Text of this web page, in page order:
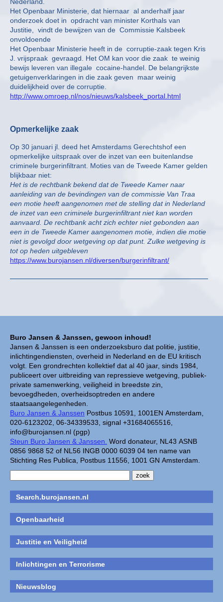
Buro Jansen & Janssen, gewoon inhoud!
Jansen & Janssen is een onderzoeksburo dat politie, justitie,
inlichtingendiensten, overheid in Nederland en de EU kritisch
volgt. Een grondrechten kollektief dat al 40 jaar, sinds 1984,
publiceert over uitbreiding van repressieve wetgeving, publiek-
private samenwerking, veiligheid in breedste zin,
bevoegdheden, overheidsoptreden en andere
staatsaangelegenheden.
Buro Jansen & Janssen Postbus 10591, 1001EN Amsterdam,
020-6123202, 06-34339533, signal +31684065516,
info@burojansen.nl (pgp)
Steun Buro Jansen & Janssen. Word donateur, NL43 ASNB
0856 9868 52 of NL56 INGB 0000 6039 04 ten name van
Stichting Res Publica, Postbus 11556, 1001 GN Amsterdam.
Search.burojansen.nl
Openbaarheid
Justitie en Veiligheid
Inlichtingen en Terrorisme
Nieuwsblog
Het Openbaar Ministerie, dat hiernaar al anderhalf jaar
onderzoek doet in opdracht van minister Korthals van
Justitie, vindt de bewijzen van de Commissie Kalsbeek
onvoldoende
Het Openbaar Ministerie heeft in de corruptie-zaak tegen Kris
J. vrijspraak gevraagd. Het OM kan voor die zaak te weinig
bewijs leveren van illegale cocaine-handel. De belangrijkste
getuigenverklaringen in die zaak geven maar weinig
duidelijkheid over de corruptie.
http://www.omroep.nl/nos/nieuws/kalsbeek_portal.html
Opmerkelijke zaak
Op 30 januari jl. deed het Amsterdams Gerechtshof een
opmerkelijke uitspraak over de inzet van een buitenlandse
criminele burgerinfiltrant. Moties van de Tweede Kamer gelden
blijkbaar niet:
Het is de rechtbank bekend dat de Tweede Kamer naar
aanleiding van de bevindingen van de commissie Van Traa
een motie heeft aangenomen met de stelling dat in Nederland
de inzet van een criminele burgerinfiltrant niet kan worden
aanvaard. De rechtbank acht zich echter niet gebonden aan
een in de Tweede Kamer aangenomen motie, indien die motie
niet is gevolgd door wetgeving op dat punt. Zulke wetgeving is
tot op heden uitgebleven
https://www.burojansen.nl/diversen/burgerinfiltrant/